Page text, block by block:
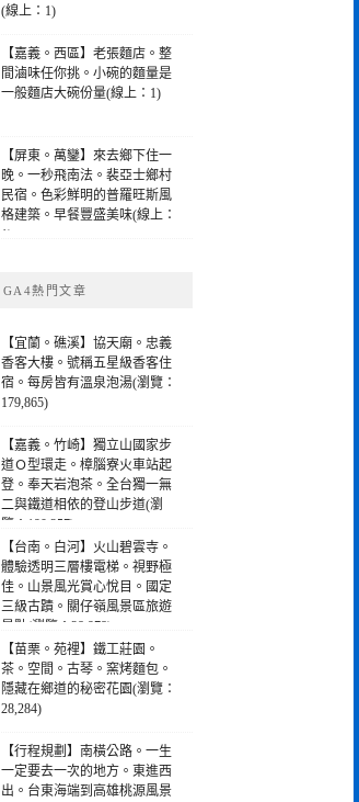
(線上：1)
【嘉義。西區】老張麵店。整
間滷味任你挑。小碗的麵量是
一般麵店大碗份量(線上：1)
【屏東。萬鑾】來去鄉下住一
晚。一秒飛南法。裴亞士鄉村
民宿。色彩鮮明的普羅旺斯風
格建築。早餐豐盛美味(線上：
1)
GA4熱門文章
【宜蘭。礁溪】協天廟。忠義
香客大樓。號稱五星級香客住
宿。每房皆有溫泉泡湯(瀏覽：
179,865)
【嘉義。竹崎】獨立山國家步
道Ｏ型環走。樟腦寮火車站起
登。奉天岩泡茶。全台獨一無
二與鐵道相依的登山步道(瀏
覽：190,257)
【台南。白河】火山碧雲寺。
體驗透明三層樓電梯。視野極
佳。山景風光賞心悅目。國定
三級古蹟。關仔嶺風景區旅遊
景點(瀏覽：28,978)
【苗栗。苑裡】鐵工莊園。
茶。空間。古琴。窯烤麵包。
隱藏在鄉道的秘密花園(瀏覽：
28,284)
【行程規劃】南橫公路。一生
一定要去一次的地方。東進西
出。台東海端到高雄桃源風景